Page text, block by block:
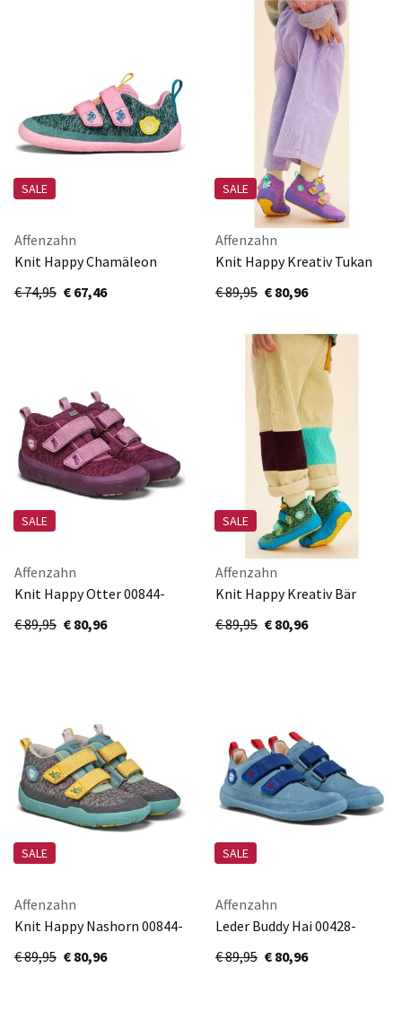
SALE
Affenzahn
Knit Happy Chamäleon
00397-30228
€ 74,95 € 67,46
SALE
Affenzahn
Knit Happy Kreativ Tukan
00844-40120
€ 89,95 € 80,96
SALE
Affenzahn
Knit Happy Otter 00844-
40178
€ 89,95 € 80,96
SALE
Affenzahn
Knit Happy Kreativ Bär
00844-20070-710
€ 89,95 € 80,96
SALE
Affenzahn
Knit Happy Nashorn 00844-
80028
€ 89,95 € 80,96
SALE
Affenzahn
Leder Buddy Hai 00428-
30211
€ 89,95 € 80,96